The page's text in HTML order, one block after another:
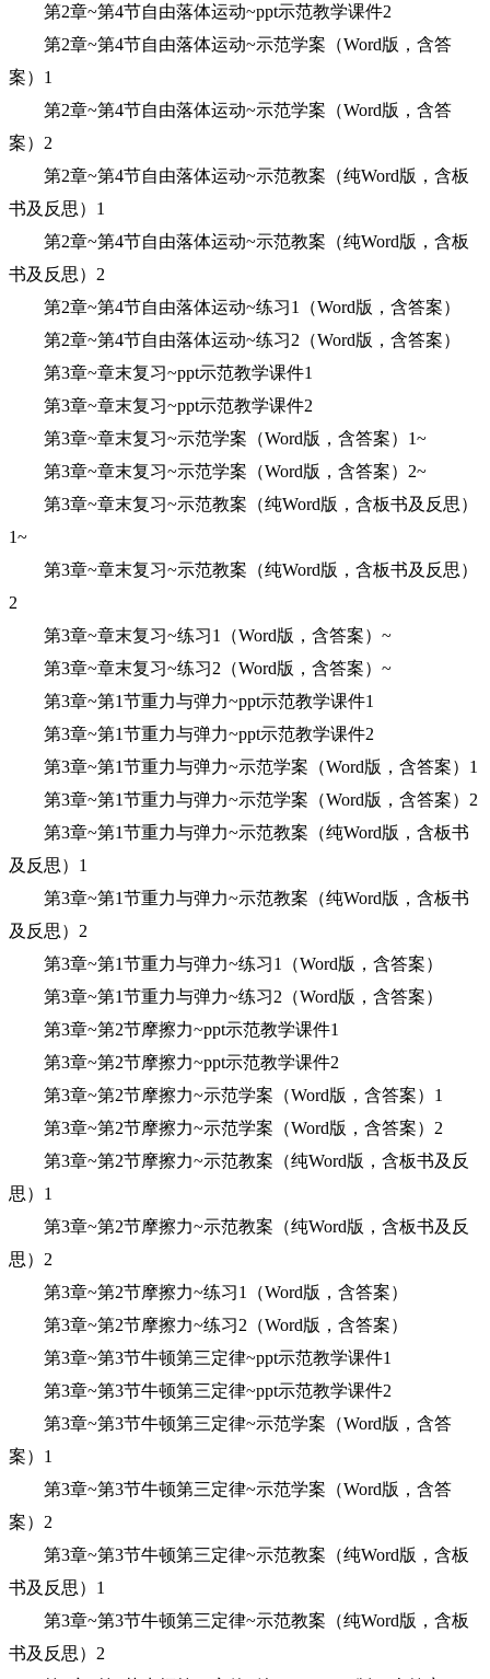
第2章~第4节自由落体运动~ppt示范教学课件2
第2章~第4节自由落体运动~示范学案（Word版，含答
案）1
第2章~第4节自由落体运动~示范学案（Word版，含答
案）2
第2章~第4节自由落体运动~示范教案（纯Word版，含板
书及反思）1
第2章~第4节自由落体运动~示范教案（纯Word版，含板
书及反思）2
第2章~第4节自由落体运动~练习1（Word版，含答案）
第2章~第4节自由落体运动~练习2（Word版，含答案）
第3章~章末复习~ppt示范教学课件1
第3章~章末复习~ppt示范教学课件2
第3章~章末复习~示范学案（Word版，含答案）1~
第3章~章末复习~示范学案（Word版，含答案）2~
第3章~章末复习~示范教案（纯Word版，含板书及反思）
1~
第3章~章末复习~示范教案（纯Word版，含板书及反思）
2
第3章~章末复习~练习1（Word版，含答案）~
第3章~章末复习~练习2（Word版，含答案）~
第3章~第1节重力与弹力~ppt示范教学课件1
第3章~第1节重力与弹力~ppt示范教学课件2
第3章~第1节重力与弹力~示范学案（Word版，含答案）1
第3章~第1节重力与弹力~示范学案（Word版，含答案）2
第3章~第1节重力与弹力~示范教案（纯Word版，含板书
及反思）1
第3章~第1节重力与弹力~示范教案（纯Word版，含板书
及反思）2
第3章~第1节重力与弹力~练习1（Word版，含答案）
第3章~第1节重力与弹力~练习2（Word版，含答案）
第3章~第2节摩擦力~ppt示范教学课件1
第3章~第2节摩擦力~ppt示范教学课件2
第3章~第2节摩擦力~示范学案（Word版，含答案）1
第3章~第2节摩擦力~示范学案（Word版，含答案）2
第3章~第2节摩擦力~示范教案（纯Word版，含板书及反
思）1
第3章~第2节摩擦力~示范教案（纯Word版，含板书及反
思）2
第3章~第2节摩擦力~练习1（Word版，含答案）
第3章~第2节摩擦力~练习2（Word版，含答案）
第3章~第3节牛顿第三定律~ppt示范教学课件1
第3章~第3节牛顿第三定律~ppt示范教学课件2
第3章~第3节牛顿第三定律~示范学案（Word版，含答
案）1
第3章~第3节牛顿第三定律~示范学案（Word版，含答
案）2
第3章~第3节牛顿第三定律~示范教案（纯Word版，含板
书及反思）1
第3章~第3节牛顿第三定律~示范教案（纯Word版，含板
书及反思）2